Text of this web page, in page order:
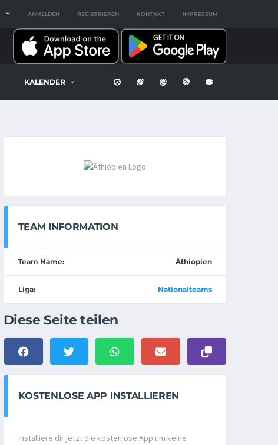
ANMELDEN REGISTRIEREN KONTAKT IMPRESSUM
KALENDER
TEAM INFORMATION
Team Name: Äthiopien
Liga: Nationalteams
Diese Seite teilen
KOSTENLOSE APP INSTALLIEREN
Installiere dir jetzt die kostenlose App um keine